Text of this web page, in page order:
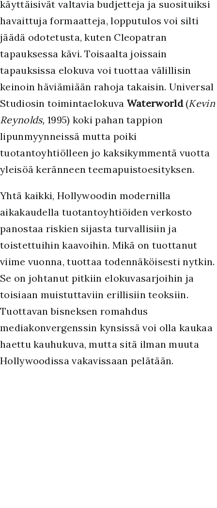
käyttäisivät valtavia budjetteja ja suosituiksi
havaittuja formaatteja, lopputulos voi silti
jäädä odotetusta, kuten Cleopatran
tapauksessa kävi. Toisaalta joissain
tapauksissa elokuva voi tuottaa välillisin
keinoin häviämiään rahoja takaisin. Universal
Studiosin toimintaelokuva Waterworld(Kevin
Reynolds,1995) koki pahan tappion
lipunmyynneissä mutta poiki
tuotantoyhtiölleen jo kaksikymmentä vuotta
yleisöä keränneen teemapuistoesityksen.
Yhtä kaikki, Hollywoodin modernilla
aikakaudella tuotantoyhtiöiden verkosto
panostaa riskien sijasta turvallisiin ja
toistettuihin kaavoihin. Mikä on tuottanut
viime vuonna, tuottaa todennäköisesti nytkin.
Se on johtanut pitkiin elokuvasarjoihin ja
toisiaan muistuttaviin erillisiin teoksiin.
Tuottavan bisneksen romahdus
mediakonvergenssin kynsissä voi olla kaukaa
haettu kauhukuva, mutta sitä ilman muuta
Hollywoodissa vakavissaan pelätään.